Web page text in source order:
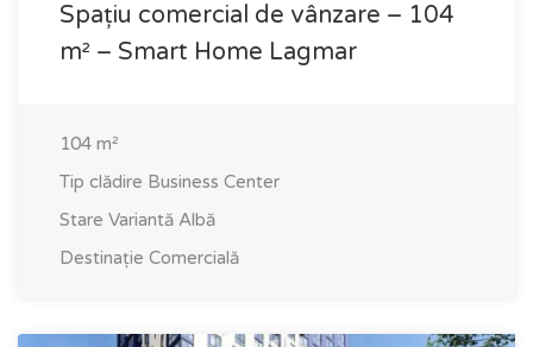
Spațiu comercial de vânzare – 104
m² – Smart Home Lagmar
104 m²
Tip clădire Business Center
Stare Variantă Albă
Destinație Comercială